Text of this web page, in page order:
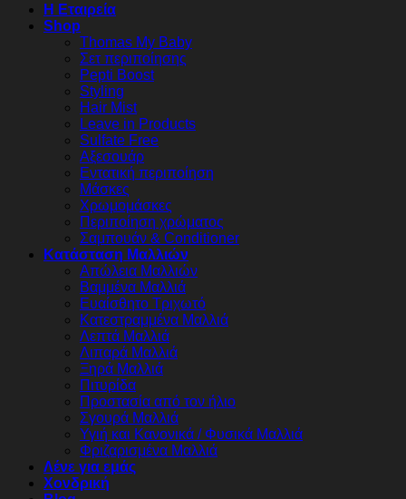
Η Εταιρεία
Shop
Thomas My Baby
Σετ περιποίησης
Pepti Boost
Styling
Hair Mist
Leave in Products
Sulfate Free
Αξεσουάρ
Εντατική περιποίηση
Μάσκες
Χρωμομάσκες
Περιποίηση χρώματος
Σαμπουάν & Conditioner
Κατάσταση Μαλλιών
Απώλεια Μαλλιών
Βαμμένα Μαλλιά
Ευαίσθητο Τριχωτό
Κατεστραμμένα Μαλλιά
Λεπτά Μαλλιά
Λιπαρά Μαλλιά
Ξηρά Μαλλιά
Πιτυρίδα
Προστασία από τον ήλιο
Σγουρά Μαλλιά
Υγιή και Κανονικά / Φυσικά Μαλλιά
Φριζαρισμένα Μαλλιά
Λένε για εμάς
Χονδρική